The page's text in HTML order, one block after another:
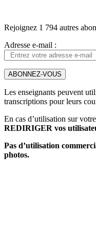
Rejoignez 1 794 autres
Adresse e-mail :
ABONNEZ-VOUS
Les enseignants peuvent
transcriptions pour leurs
En cas d’utilisation sur
REDIRIGER vos
Pas d’utilisation
photos.